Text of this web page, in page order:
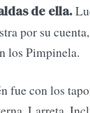
de ella.
por su
los Pimpinela.
fue con los